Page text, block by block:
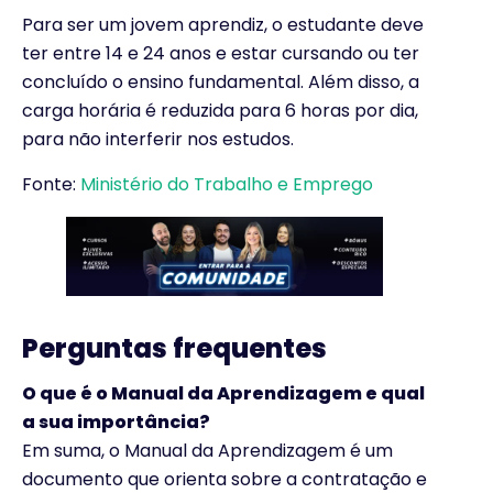
Para ser um jovem aprendiz, o estudante deve
ter entre 14 e 24 anos e estar cursando ou ter
concluído o ensino fundamental. Além disso, a
carga horária é reduzida para 6 horas por dia,
para não interferir nos estudos.
Fonte: Ministério do Trabalho e Emprego
Perguntas frequentes
O que é o Manual da Aprendizagem e qual
a sua importância?
Em suma, o Manual da Aprendizagem é um
documento que orienta sobre a contratação e